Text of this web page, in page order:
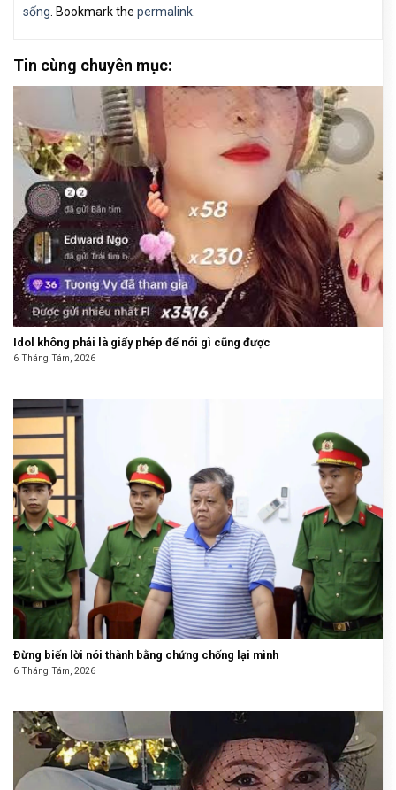
sống. Bookmark the permalink.
Tin cùng chuyên mục:
Idol không phải là giấy phép để nói gì cũng được
6 Tháng Tám, 2026
Đừng biến lời nói thành bằng chứng chống lại mình
6 Tháng Tám, 2026